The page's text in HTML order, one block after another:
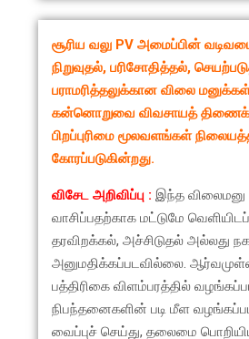
சூரிய வலு PV அமைப்பின்
நிறுவுதல், பரிசோதித்தல்,
பராமரித்தலுக்கான விலை
கன்னொறுவை விவசாயத்
பிறப்புரிமை மூலவளங்கள்
கோரப்படுகின்றது.
விசேட அறிவிப்பு : இந்த
வாசிப்பதற்காக மட்டுமே
தரவிறக்கல், அச்சிடுதல் அல்லது
அனுமதிக்கப்படவில்லை.
பத்திரிகை விளம்பரத்தில்
நிபந்தனைகளின் படி மீள
வைப்புச் செய்து, தலைமை